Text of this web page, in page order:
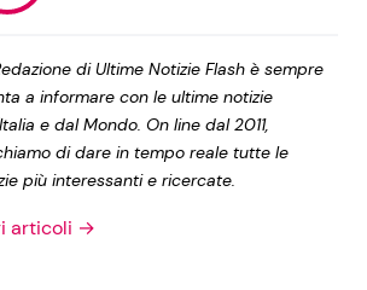
Policy
di Ultime Notizie Flash è sempre
a informare con le ultime notizie
e dal Mondo. On line dal 2011,
di dare in tempo reale tutte le
più interessanti e ricercate.
articoli →